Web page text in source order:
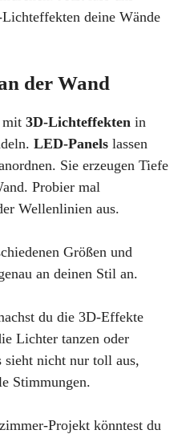
deine Wände
der Wand
mit 3D-Lichteffekten in
LED-Panels lassen
Sie erzeugen Tiefe
Probier mal
Wellenlinien aus.
Größen und
an deinen Stil an.
du die 3D-Effekte
Lichter tanzen oder
sieht nicht nur toll aus,
Stimmungen.
Projekt könntest du